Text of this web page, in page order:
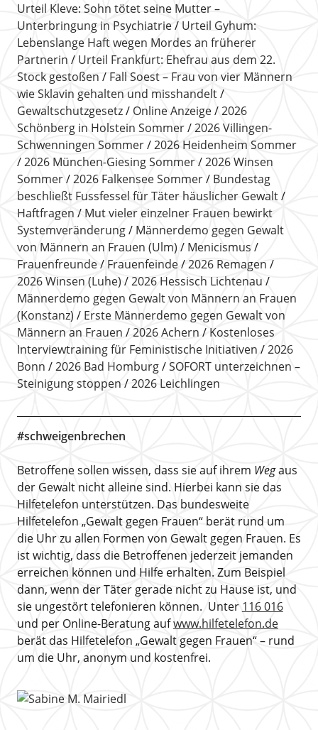
Urteil Kleve: Sohn tötet seine Mutter –
Unterbringung in Psychiatrie
Urteil Gyhum:
Lebenslange Haft wegen Mordes an früherer
Partnerin
Urteil Frankfurt: Ehefrau aus dem 22.
Stock gestoßen
Fall Soest – Frau von vier Männern
wie Sklavin gehalten und misshandelt
Gewaltschutzgesetz
Online Anzeige
2026
Schönberg in Holstein Sommer
2026 Villingen-
Schwenningen Sommer
2026 Heidenheim Sommer
2026 München-Giesing Sommer
2026 Winsen
Sommer
2026 Falkensee Sommer
Bundestag
beschließt Fussfessel für Täter häuslicher Gewalt
Haftfragen
Mut vieler einzelner Frauen bewirkt
Systemveränderung
Männerdemo gegen Gewalt
von Männern an Frauen (Ulm)
Menicismus
Frauenfreunde
Frauenfeinde
2026 Remagen
2026 Winsen (Luhe)
2026 Hessisch Lichtenau
Männerdemo gegen Gewalt von Männern an Frauen
(Konstanz)
Erste Männerdemo gegen Gewalt von
Männern an Frauen
2026 Achern
Kostenloses
Interviewtraining für Feministische Initiativen
2026
Bonn
2026 Bad Homburg
SOFORT unterzeichnen –
Steinigung stoppen
2026 Leichlingen
#schweigenbrechen
Betroffene sollen wissen, dass sie auf ihrem Wegaus
der Gewalt nicht alleine sind. Hierbei kann sie das
Hilfetelefon unterstützen. Das bundesweite
Hilfetelefon „Gewalt gegen Frauen“ berät rund um
die Uhr zu allen Formen von Gewalt gegen Frauen. Es
ist wichtig, dass die Betroffenen jederzeit jemanden
erreichen können und Hilfe erhalten. Zum Beispiel
dann, wenn der Täter gerade nicht zu Hause ist, und
sie ungestört telefonieren können. Unter 116 016
und per Online-Beratung aufwww.hilfetelefon.de
berät das Hilfetelefon „Gewalt gegen Frauen“ – rund
um die Uhr, anonym und kostenfrei.